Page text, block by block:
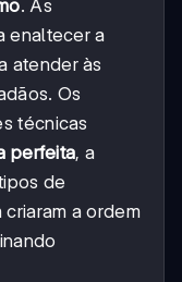
. As
enaltecer a
atender às
Os
técnicas
perfeita, a
de
a ordem